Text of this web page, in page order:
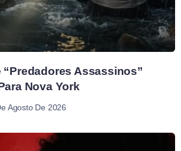
“Predadores Assassinos”
Nova York
Agosto De 2026